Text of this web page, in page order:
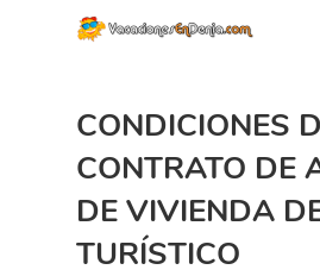
CONDICIONES
CONTRATO DE
DE VIVIENDA
TURÍSTICO